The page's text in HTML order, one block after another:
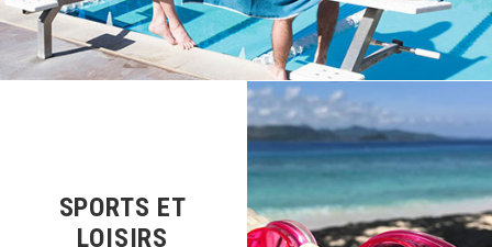
SPORTS ET
LOISIRS